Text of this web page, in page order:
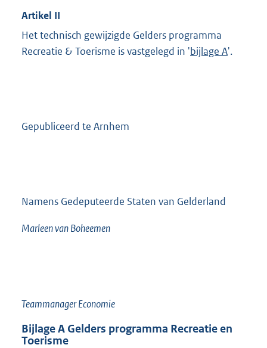
Artikel II
Het technisch gewijzigde Gelders programma
Recreatie & Toerisme is vastgelegd in 'bijlage A'.
Gepubliceerd te Arnhem
Namens Gedeputeerde Staten van Gelderland
Marleen van Boheemen
Teammanager Economie
BijlageA Gelders programma Recreatie en
Toerisme